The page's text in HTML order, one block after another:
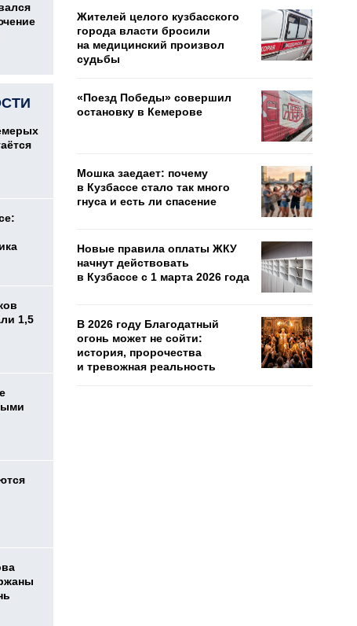
1,5
Жителей целого кузбасского
города власти бросили
на медицинский произвол
судьбы
«Поезд Победы» совершил
остановку в Кемерове
Мошка заедает: почему
в Кузбассе стало так много
гнуса и есть ли спасение
Новые правила оплаты ЖКУ
начнут действовать
в Кузбассе с 1 марта 2026 года
В 2026 году Благодатный
огонь может не сойти:
история, пророчества
и тревожная реальность